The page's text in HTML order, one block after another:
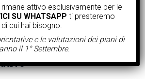
attivo esclusivamente per le
SU WHATSAPP ti presteremo
cui hai bisogno.
e le valutazioni dei piani di
il 1° Settembre.